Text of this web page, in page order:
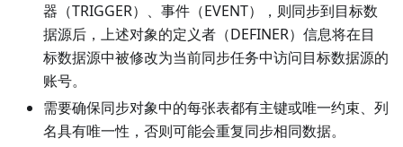
器（TRIGGER）、事件（EVENT），则同步到目标数
据源后，上述对象的定义者（DEFINER）信息将在目
标数据源中被修改为当前同步任务中访问目标数据源的
账号。
需要确保同步对象中的每张表都有主键或唯一约束、列
名具有唯一性，否则可能会重复同步相同数据。